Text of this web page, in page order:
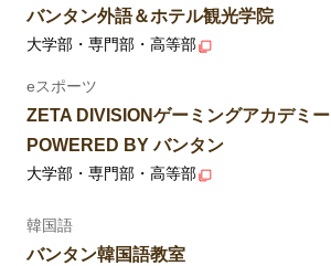
バンタン外語＆ホテル観光学院
大学部・専門部・高等部
eスポーツ
ZETA DIVISIONゲーミングアカデミー
POWERED BY バンタン
大学部・専門部・高等部
韓国語
バンタン韓国語教室